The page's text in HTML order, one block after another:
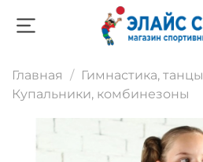
Главная Гимнастика, танцы
Купальники, комбинезоны